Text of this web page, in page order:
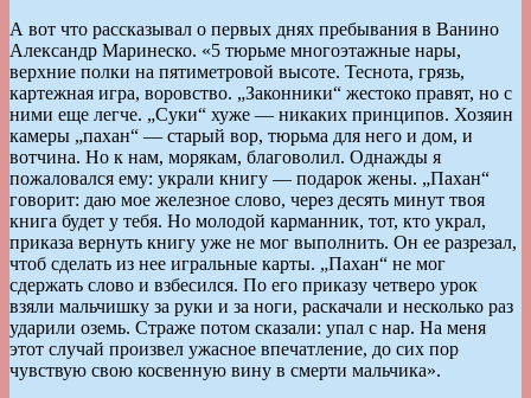
А вот что рассказывал о первых днях пребывания в Ванино
Александр Маринеско. «5 тюрьме многоэтажные нары,
верхние полки на пятиметровой высоте. Теснота, грязь,
картежная игра, воровство. „Законники“ жестоко правят, но с
ними еще легче. „Суки“ хуже — никаких принципов. Хозяин
камеры „пахан“ — старый вор, тюрьма для него и дом, и
вотчина. Но к нам, морякам, благоволил. Однажды я
пожаловался ему: украли книгу — подарок жены. „Пахан“
говорит: даю мое железное слово, через десять минут твоя
книга будет у тебя. Но молодой карманник, тот, кто украл,
приказа вернуть книгу уже не мог выполнить. Он ее разрезал,
чтоб сделать из нее игральные карты. „Пахан“ не мог
сдержать слово и взбесился. По его приказу четверо урок
взяли мальчишку за руки и за ноги, раскачали и несколько раз
ударили оземь. Страже потом сказали: упал с нар. На меня
этот случай произвел ужасное впечатление, до сих пор
чувствую свою косвенную вину в смерти мальчика».